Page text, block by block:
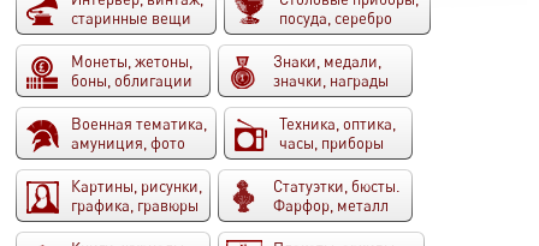
старинные вещи
посуда, серебро
Монеты, жетоны,
боны, облигации
Знаки, медали,
значки, награды
Военная тематика,
амуниция, фото
Техника, оптика,
часы, приборы
Картины, рисунки,
графика, гравюры
Статуэтки, бюсты.
Фарфор, металл